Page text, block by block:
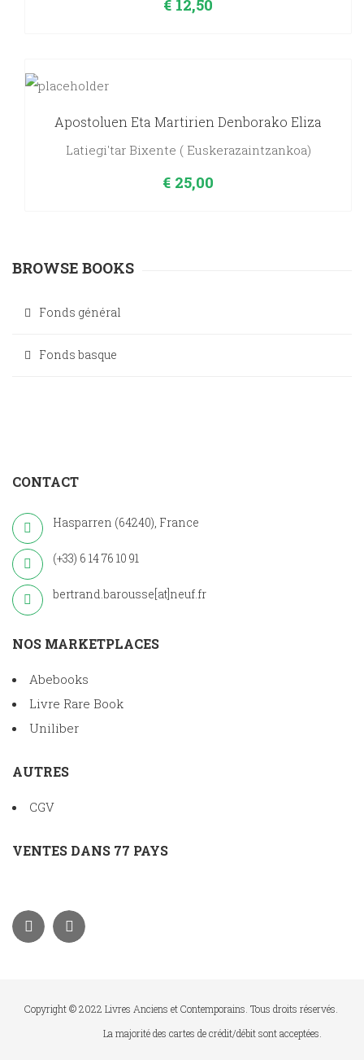
€ 12,50
Apostoluen Eta Martirien Denborako Eliza
Latiegi'tar Bixente ( Euskerazaintzankoa)
€ 25,00
BROWSE BOOKS
Fonds général
Fonds basque
CONTACT
Hasparren (64240), France
(+33) 6 14 76 10 91
bertrand.barousse[at]neuf.fr
NOS MARKETPLACES
Abebooks
Livre Rare Book
Uniliber
AUTRES
CGV
VENTES DANS 77 PAYS
Copyright © 2022 Livres Anciens et Contemporains. Tous droits réservés.
La majorité des cartes de crédit/débit sont acceptées.